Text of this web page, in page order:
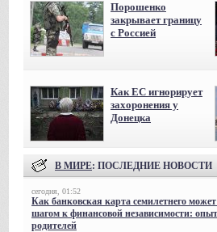
Порошенко
закрывает границу
с Россией
Как ЕС игнорирует
захоронения у
Донецка
В МИРЕ: ПОСЛЕДНИЕ НОВОСТИ
сегодня, 01:52
Как банковская карта семилетнего
шагом к финансовой независимости:
родителей